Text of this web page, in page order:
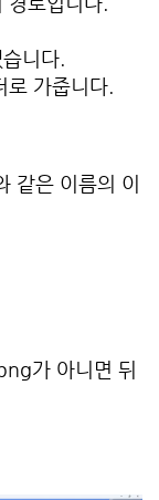
니다.
가줍니다.
같은 이름의 이
가 아니면 뒤